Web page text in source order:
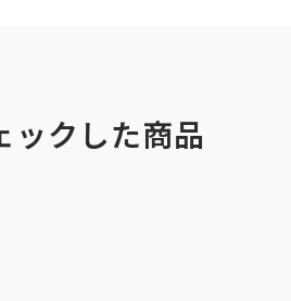
ックした商品